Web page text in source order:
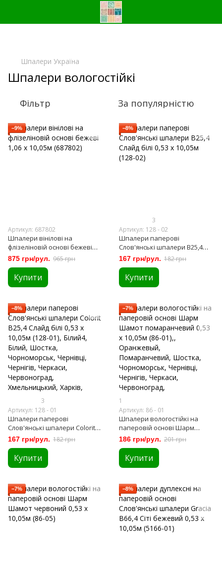
Шпалери Україна
Шпалери вологостійкі
Фільтр За популярністю
−9%
Артикул: 687802
Шпалери вінілові на
флізеліновій основі бежеві
1,06 х 10,05м (687802)
875 грн/рул. 965 грн
Купити
−8%
3
Артикул: 128 - 02
Шпалери паперові
Слов'янські шпалери B25,4
Слайд білі 0,53 х 10,05м (128-02)
167 грн/рул. 182 грн
Купити
−8%
3
Артикул: 128 - 01
Шпалери паперові
Слов'янські шпалери Colorit
В25,4 Слайд білі 0,53 х 10,05м
(128-01)
167 грн/рул. 182 грн
Купити
−7%
1
Артикул: 86 - 01
Шпалери вологостійкі на
паперовій основі Шарм
Шамот помаранчевий 0,53 х
10,05м (86-01),
186 грн/рул. 201 грн
Купити
−7% −8%